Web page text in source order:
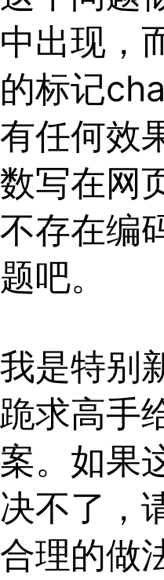
中出现，
的标记
有任何效
数写在网
不存在编
题吧。
我是特别
跪求高手
案。如果
决不了，
合理的做